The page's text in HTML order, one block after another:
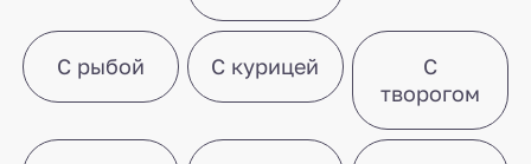
С рыбой С курицей
С
творогом